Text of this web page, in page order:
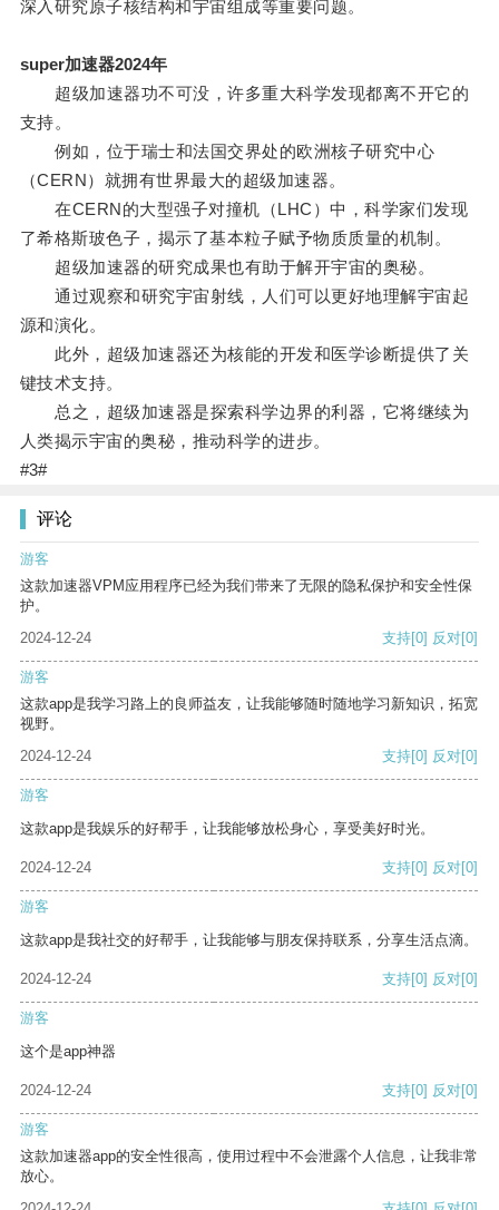
深入研究原子核结构和宇宙组成等重要问题。
super加速器2024年
超级加速器功不可没，许多重大科学发现都离不开它的
支持。
例如，位于瑞士和法国交界处的欧洲核子研究中心
（CERN）就拥有世界最大的超级加速器。
在CERN的大型强子对撞机（LHC）中，科学家们发现
了希格斯玻色子，揭示了基本粒子赋予物质质量的机制。
超级加速器的研究成果也有助于解开宇宙的奥秘。
通过观察和研究宇宙射线，人们可以更好地理解宇宙起
源和演化。
此外，超级加速器还为核能的开发和医学诊断提供了关
键技术支持。
总之，超级加速器是探索科学边界的利器，它将继续为
人类揭示宇宙的奥秘，推动科学的进步。
#3#
评论
游客
这款加速器VPM应用程序已经为我们带来了无限的隐私保护和安全性保
护。
2024-12-24
支持[0] 反对[0]
游客
这款app是我学习路上的良师益友，让我能够随时随地学习新知识，拓宽
视野。
2024-12-24
支持[0] 反对[0]
游客
这款app是我娱乐的好帮手，让我能够放松身心，享受美好时光。
2024-12-24 支持[0] 反对[0]
游客
这款app是我社交的好帮手，让我能够与朋友保持联系，分享生活点滴。
2024-12-24 支持[0] 反对[0]
游客
这个是app神器
2024-12-24 支持[0] 反对[0]
游客
这款加速器app的安全性很高，使用过程中不会泄露个人信息，让我非常
放心。